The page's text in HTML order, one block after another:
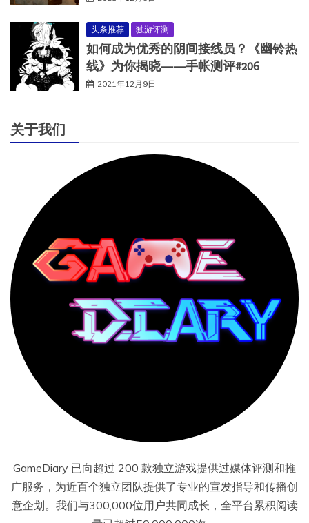
头条推荐 独游评测
如何成为优秀的阴间接线员？《幽铃热
线》为你揭晓——手帐测评#206
2021年12月9日
关于我们
GameDiary 已向超过 200 款独立游戏提供过媒体评测和推
广服务，为近百个独立团队提供了专业的宣发指导和传播创
意企划。我们与300,000位用户共同成长，全平台累积阅读